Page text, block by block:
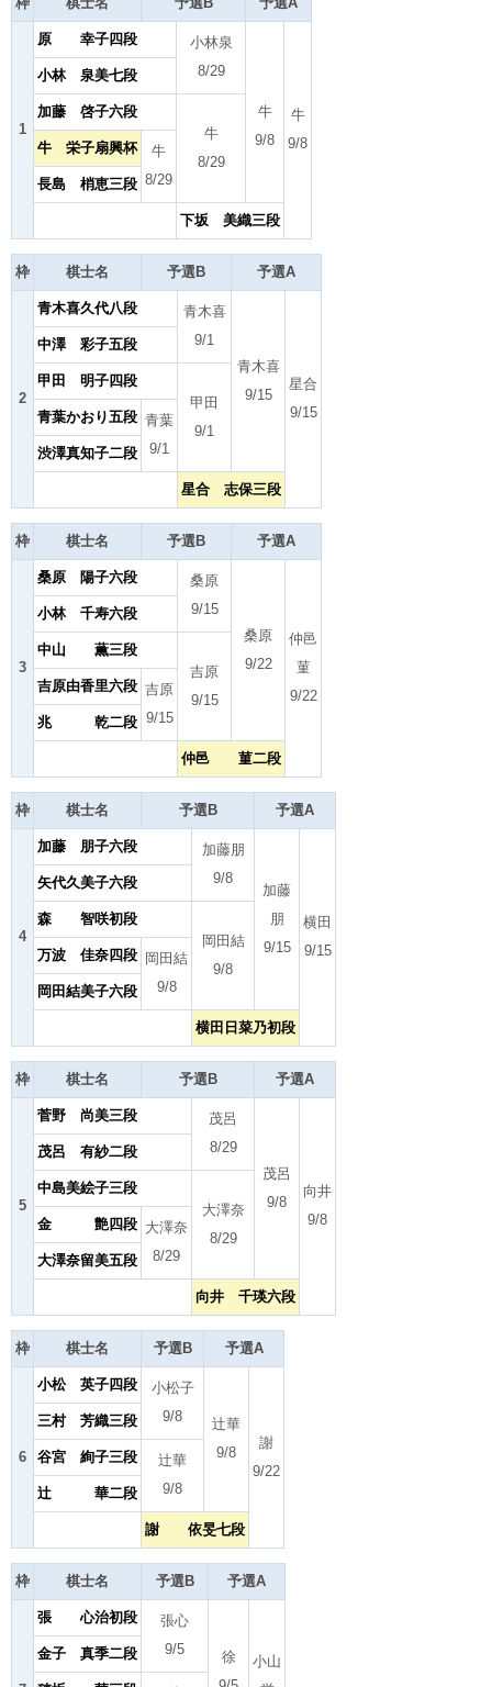
1
原 幸子四段
小林泉
8/29
牛
9/8
牛
9/8
小林 泉美七段
加藤 啓子六段
牛
8/29
牛 栄子扇興杯
牛
8/29
長島 梢恵三段
下坂 美織三段
枠 棋士名 予選B 予選A
2
青木喜久代八段
青木喜
9/1
青木喜
9/15
星合
9/15
中澤 彩子五段
甲田 明子四段
甲田
9/1
青葉かおり五段 青葉
9/1
渋澤真知子二段
星合 志保三段
枠 棋士名 予選B 予選A
3
桑原 陽子六段
桑原
9/15
桑原
9/22
仲邑
菫
9/22
小林 千寿六段
中山 薫三段
吉原
9/15
吉原由香里六段 吉原
9/15
兆 乾二段
仲邑 菫二段
枠 棋士名 予選B 予選A
4
加藤 朋子六段
加藤朋
9/8
加藤
朋
9/15
横田
9/15
矢代久美子六段
森 智咲初段
岡田結
9/8
万波 佳奈四段 岡田結
9/8
岡田結美子六段
横田日菜乃初段
枠 棋士名 予選B 予選A
5
菅野 尚美三段
茂呂
8/29
茂呂
9/8
向井
9/8
茂呂 有紗二段
中島美絵子三段
大澤奈
8/29
金 艶四段 大澤奈
8/29
大澤奈留美五段
向井 千瑛六段
枠 棋士名 予選B 予選A
6
小松 英子四段
小松子
9/8
辻華
9/8
謝
9/22
三村 芳織三段
谷宮 絢子三段
辻華
9/8
辻 華二段
謝 依旻七段
枠 棋士名 予選B 予選A
張 心治初段
張心
9/5
徐
小山
金子 真季二段